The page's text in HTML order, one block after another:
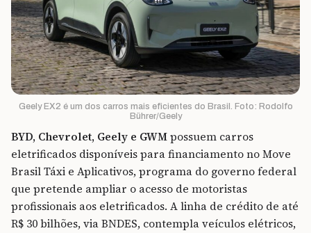
Geely EX2 é um dos carros mais eficientes do Brasil. Foto: Rodolfo
Bührer/Geely
BYD, Chevrolet, Geely e GWMpossuem carros
eletrificados disponíveis para financiamento no Move
Brasil Táxi e Aplicativos, programa do governo federal
que pretende ampliar o acesso de motoristas
profissionais aos eletrificados. A linha de crédito de até
R$ 30 bilhões, via BNDES, contempla veículos elétricos,